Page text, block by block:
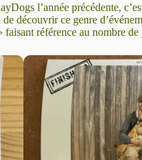
l’année précédente,
découvrir ce genre
référence au nombre